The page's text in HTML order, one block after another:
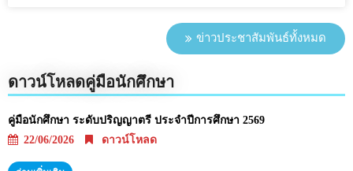
ข่าวประชาสัมพันธ์ทั้งหมด
ดาวน์โหลดคู่มือนักศึกษา
คู่มือนักศึกษา ระดับปริญญาตรี ประจำปีการศึกษา 2569
22/06/2026
ดาวน์โหลด